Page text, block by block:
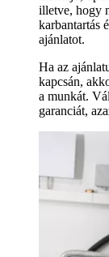
illetve, hogy
karbantartás
ajánlatot.
Ha az
kapcsán,
a munkát.
garanciát,